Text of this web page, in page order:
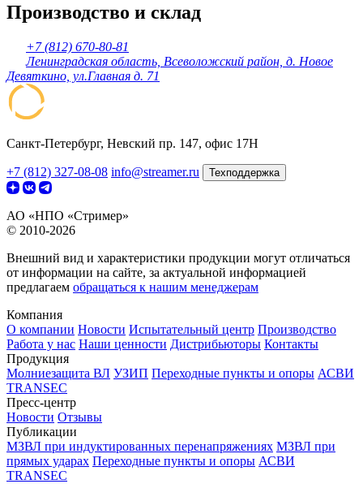
Производство и склад
+7 (812) 670-80-81
Ленинградская область, Всеволожский район, д. Новое
Девяткино, ул.Главная д. 71
Санкт-Петербург, Невский пр. 147, офис 17Н
+7 (812) 327-08-08 info@streamer.ru Техподдержка
АО «НПО «Стример»
© 2010-2026
Внешний вид и характеристики продукции могут отличаться
от информации на сайте, за актуальной информацией
предлагаем обращаться к нашим менеджерам
Компания
О компании Новости Испытательный центр Производство
Работа у нас Наши ценности Дистрибьюторы Контакты
Продукция
Молниезащита ВЛ УЗИП Переходные пункты и опоры АСВИ
TRANSEC
Пресс-центр
Новости Отзывы
Публикации
МЗВЛ при индуктированных перенапряжениях МЗВЛ при
прямых ударах Переходные пункты и опоры АСВИ
TRANSEC